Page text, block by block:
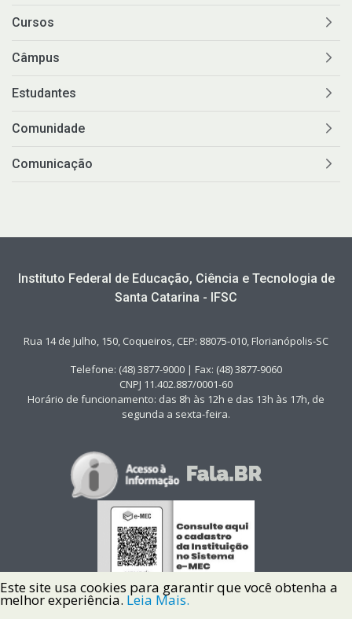
Cursos
Câmpus
Estudantes
Comunidade
Comunicação
Instituto Federal de Educação, Ciência e Tecnologia de
Santa Catarina - IFSC
Rua 14 de Julho, 150, Coqueiros, CEP: 88075-010, Florianópolis-SC
Telefone: (48) 3877-9000 | Fax: (48) 3877-9060
CNPJ 11.402.887/0001-60
Horário de funcionamento: das 8h às 12h e das 13h às 17h, de
segunda a sexta-feira.
Este site usa cookies para garantir que você obtenha a
melhor experiência. Leia Mais.